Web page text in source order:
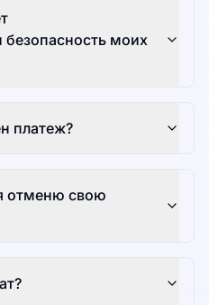
безопасность моих
платеж?
отменю свою